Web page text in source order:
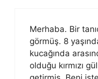
Merhaba. Bir
görmüş. 8
kucağında
olduğu kırmızı